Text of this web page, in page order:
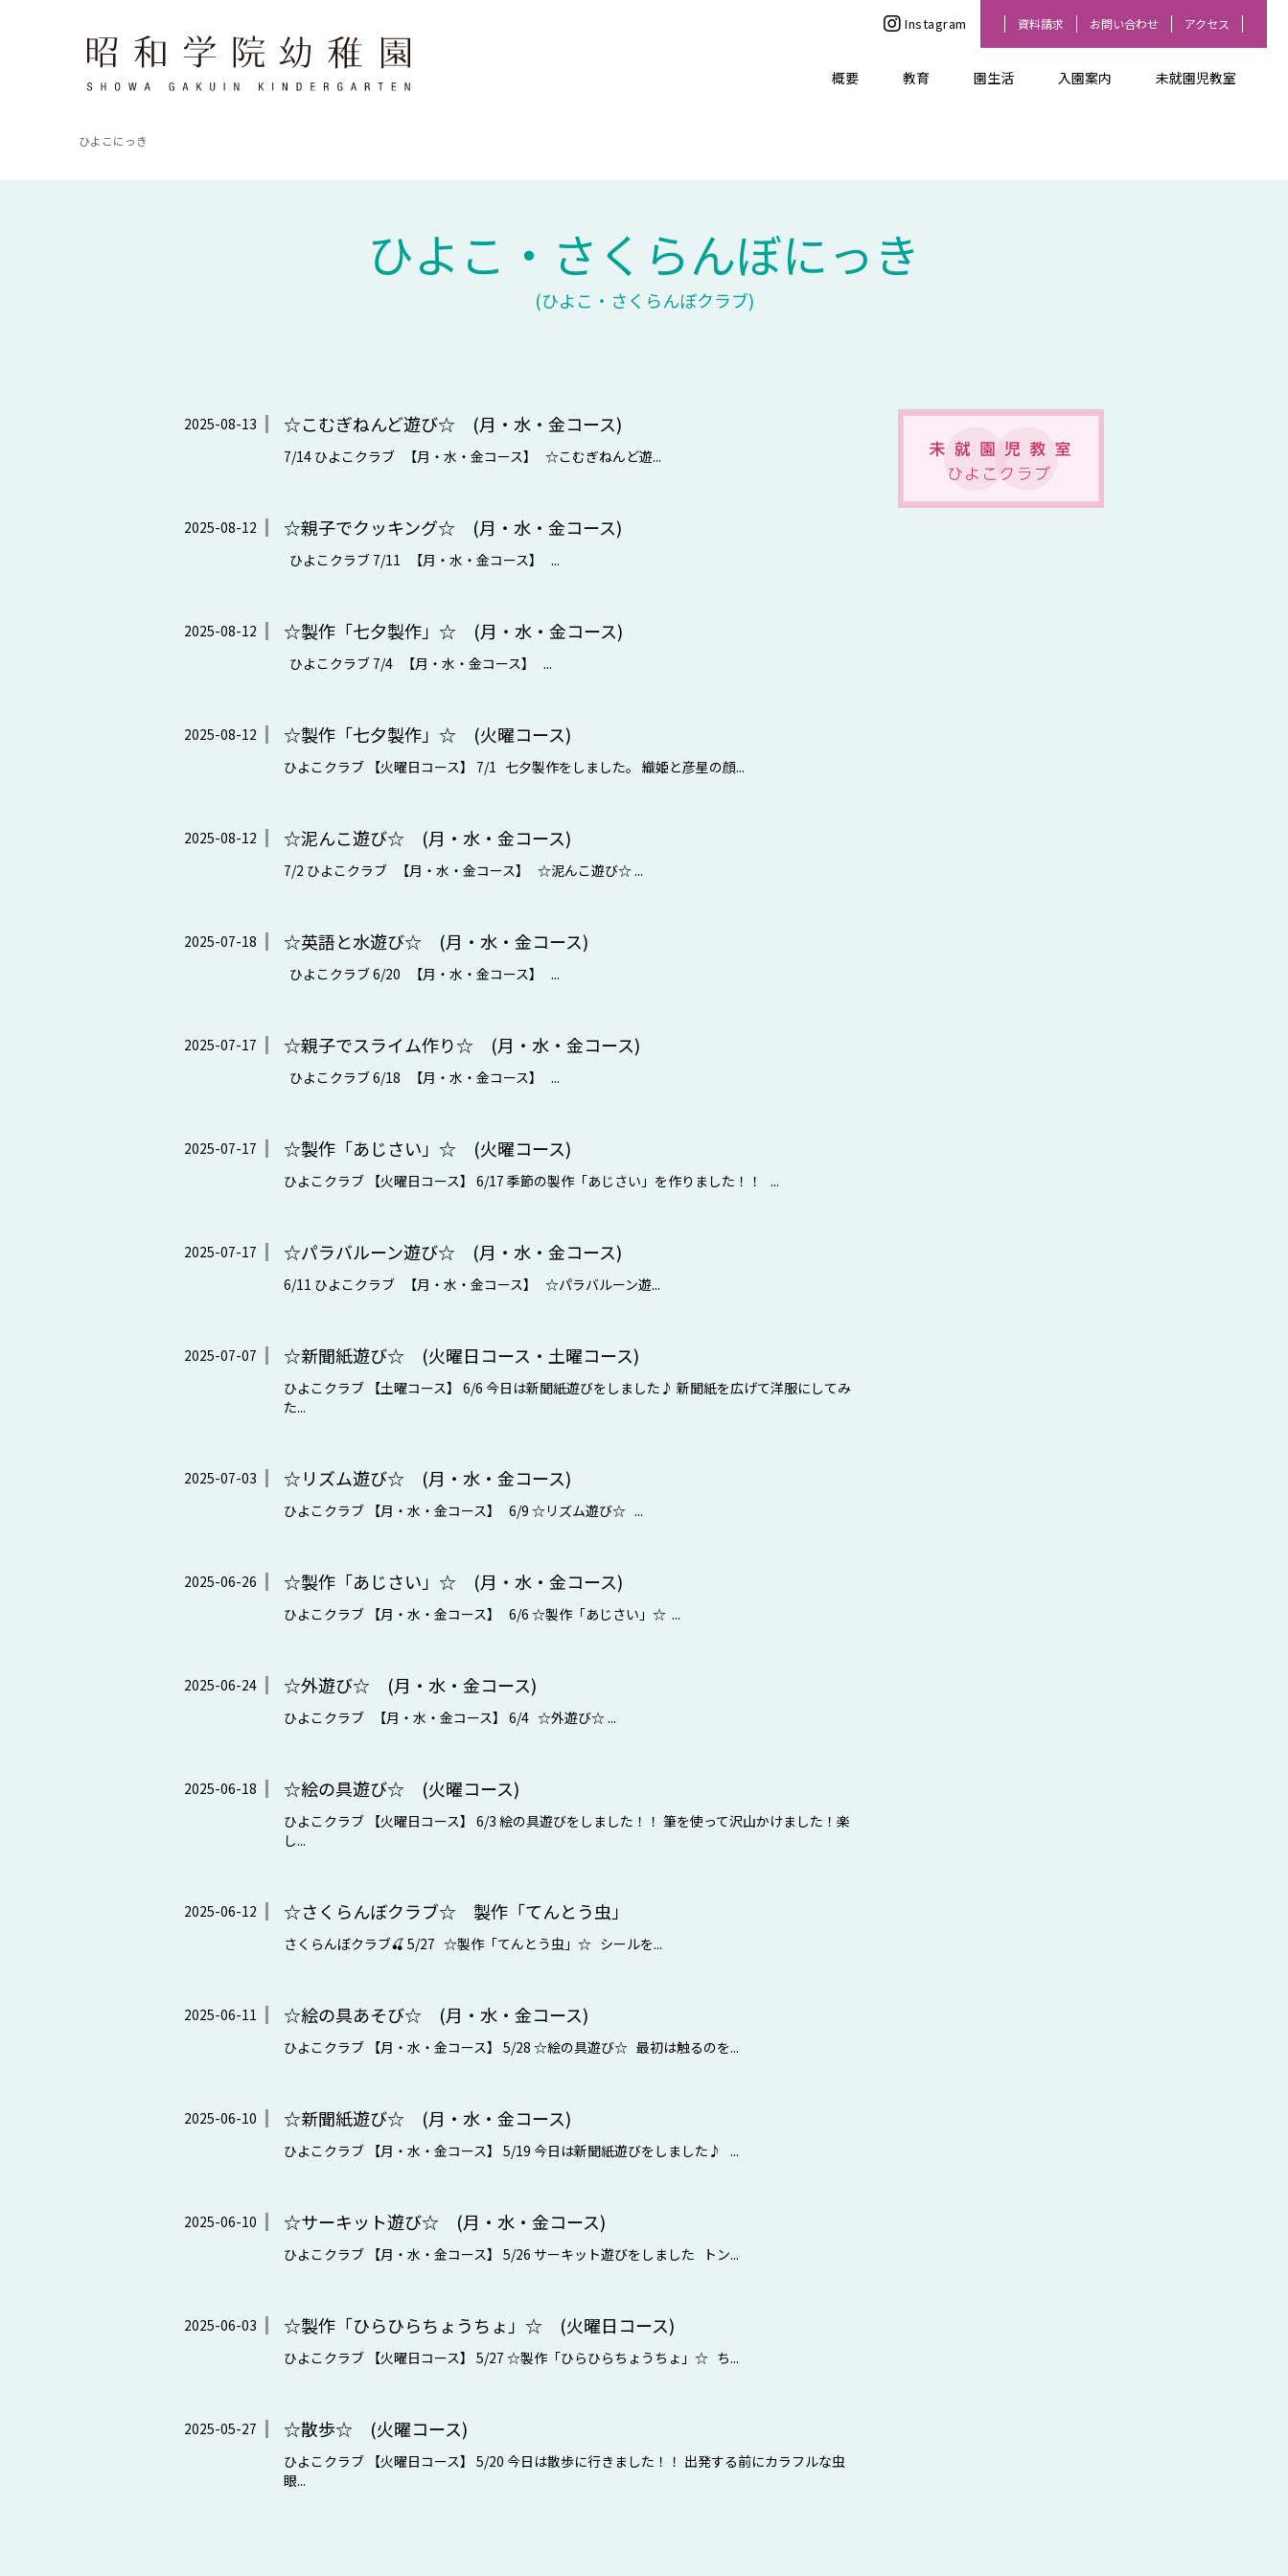
Instagram 資料請求 お問い合わせ アクセス
概要 教育 園生活 入園案内 未就園児教室
ひよこにっき
ひよこ・さくらんぼにっき
(ひよこ・さくらんぼクラブ)
2025-08-13 ☆こむぎねんど遊び☆ (月・水・金コース)
7/14 ひよこクラブ 【月・水・金コース】 ☆こむぎねんど遊...
2025-08-12 ☆親子でクッキング☆ (月・水・金コース)
ひよこクラブ 7/11 【月・水・金コース】 ...
2025-08-12 ☆製作「七夕製作」☆ (月・水・金コース)
ひよこクラブ 7/4 【月・水・金コース】 ...
2025-08-12 ☆製作「七夕製作」☆ (火曜コース)
ひよこクラブ 【火曜日コース】 7/1 七夕製作をしました。 織姫と彦星の顔...
2025-08-12 ☆泥んこ遊び☆ (月・水・金コース)
7/2 ひよこクラブ 【月・水・金コース】 ☆泥んこ遊び☆ ...
2025-07-18 ☆英語と水遊び☆ (月・水・金コース)
ひよこクラブ 6/20 【月・水・金コース】 ...
2025-07-17 ☆親子でスライム作り☆ (月・水・金コース)
ひよこクラブ 6/18 【月・水・金コース】 ...
2025-07-17 ☆製作「あじさい」☆ (火曜コース)
ひよこクラブ 【火曜日コース】 6/17 季節の製作「あじさい」を作りました！！ ...
2025-07-17 ☆パラバルーン遊び☆ (月・水・金コース)
6/11 ひよこクラブ 【月・水・金コース】 ☆パラバルーン遊...
2025-07-07 ☆新聞紙遊び☆ (火曜日コース・土曜コース)
ひよこクラブ 【土曜コース】 6/6 今日は新聞紙遊びをしました♪ 新聞紙を広げて洋服にしてみ
た...
2025-07-03 ☆リズム遊び☆ (月・水・金コース)
ひよこクラブ 【月・水・金コース】 6/9 ☆リズム遊び☆ ...
2025-06-26 ☆製作「あじさい」☆ (月・水・金コース)
ひよこクラブ 【月・水・金コース】 6/6 ☆製作「あじさい」☆ ...
2025-06-24 ☆外遊び☆ (月・水・金コース)
ひよこクラブ 【月・水・金コース】 6/4 ☆外遊び☆ ...
2025-06-18 ☆絵の具遊び☆ (火曜コース)
ひよこクラブ 【火曜日コース】 6/3 絵の具遊びをしました！！ 筆を使って沢山かけました！楽
し...
2025-06-12 ☆さくらんぼクラブ☆ 製作「てんとう虫」
さくらんぼクラブ🍒 5/27 ☆製作「てんとう虫」☆ シールを...
2025-06-11 ☆絵の具あそび☆ (月・水・金コース)
ひよこクラブ 【月・水・金コース】 5/28 ☆絵の具遊び☆ 最初は触るのを...
2025-06-10 ☆新聞紙遊び☆ (月・水・金コース)
ひよこクラブ 【月・水・金コース】 5/19 今日は新聞紙遊びをしました♪ ...
2025-06-10 ☆サーキット遊び☆ (月・水・金コース)
ひよこクラブ 【月・水・金コース】 5/26 サーキット遊びをしました トン...
2025-06-03 ☆製作「ひらひらちょうちょ」☆ (火曜日コース)
ひよこクラブ 【火曜日コース】 5/27 ☆製作「ひらひらちょうちょ」☆ ち...
2025-05-27 ☆散歩☆ (火曜コース)
ひよこクラブ 【火曜日コース】 5/20 今日は散歩に行きました！！ 出発する前にカラフルな虫
眼...